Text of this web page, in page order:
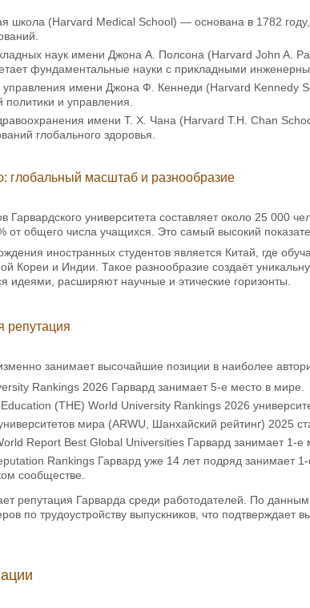
школа (Harvard Medical School) — основана в 1782
наук имени Джона А. Полсона (Harvard John A.
фундаментальные науки с прикладными
управления имени Джона Ф. Кеннеди (Harvard Kennedy
политики и управления.
имени Т. Х. Чана (Harvard T.H. Chan
глобального здоровья.
глобальный масштаб и разнообразие
Гарвардского университета составляет около 25 000
от общего числа учащихся. Это самый высокий
иностранных студентов является Китай, где
Кореи и Индии. Такое разнообразие создаёт
идеями, расширяют научные и этические горизонты.
репутация
занимает высочайшие позиции в наиболее
Rankings 2026 Гарвард занимает 5-е место в мире.
(THE) World University Rankings 2026
мира (ARWU, Шанхайский рейтинг) 2025
Report Best Global Universities Гарвард занимает 1-е
Rankings Гарвард уже 14 лет подряд занимает
сообществе.
репутация Гарварда среди работодателей. По
по трудоустройству выпускников, что подтверждает